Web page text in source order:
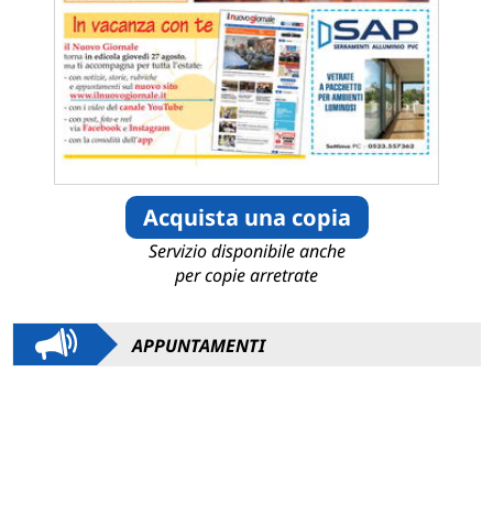
Acquista una copia
Servizio disponibile anche
per copie arretrate
APPUNTAMENTI